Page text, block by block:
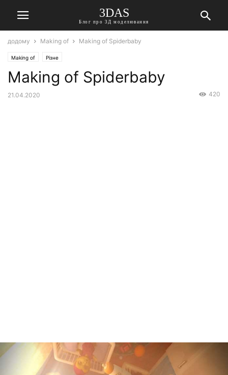
3DAS
Блог про 3Д моделювання
додому Making of Making of Spiderbaby
Making of Різне
Making of Spiderbaby
21.04.2020 420